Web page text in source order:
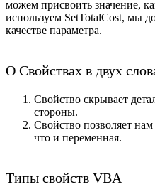
можем присвоить значение,
используем SetTotalCost, мы
качестве параметра.
О Свойствах в двух
Свойство скрывает
стороны.
Свойство позволяет
что и переменная.
Типы свойств VBA